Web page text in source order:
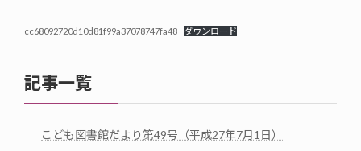
cc68092720d10d81f99a37078747fa48 ダウンロード
記事一覧
こども図書館だより第49号（平成27年7月1日）